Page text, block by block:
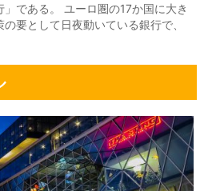
である。 ユーロ圏の17か国に大き
要として日夜動いている銀行で、